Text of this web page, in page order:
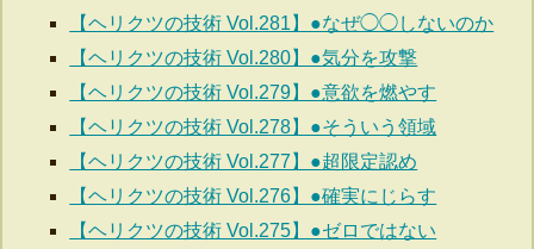
【ヘリクツの技術 Vol.281】●なぜ◯◯しないのか
【ヘリクツの技術 Vol.280】●気分を攻撃
【ヘリクツの技術 Vol.279】●意欲を燃やす
【ヘリクツの技術 Vol.278】●そういう領域
【ヘリクツの技術 Vol.277】●超限定認め
【ヘリクツの技術 Vol.276】●確実にじらす
【ヘリクツの技術 Vol.275】●ゼロではない